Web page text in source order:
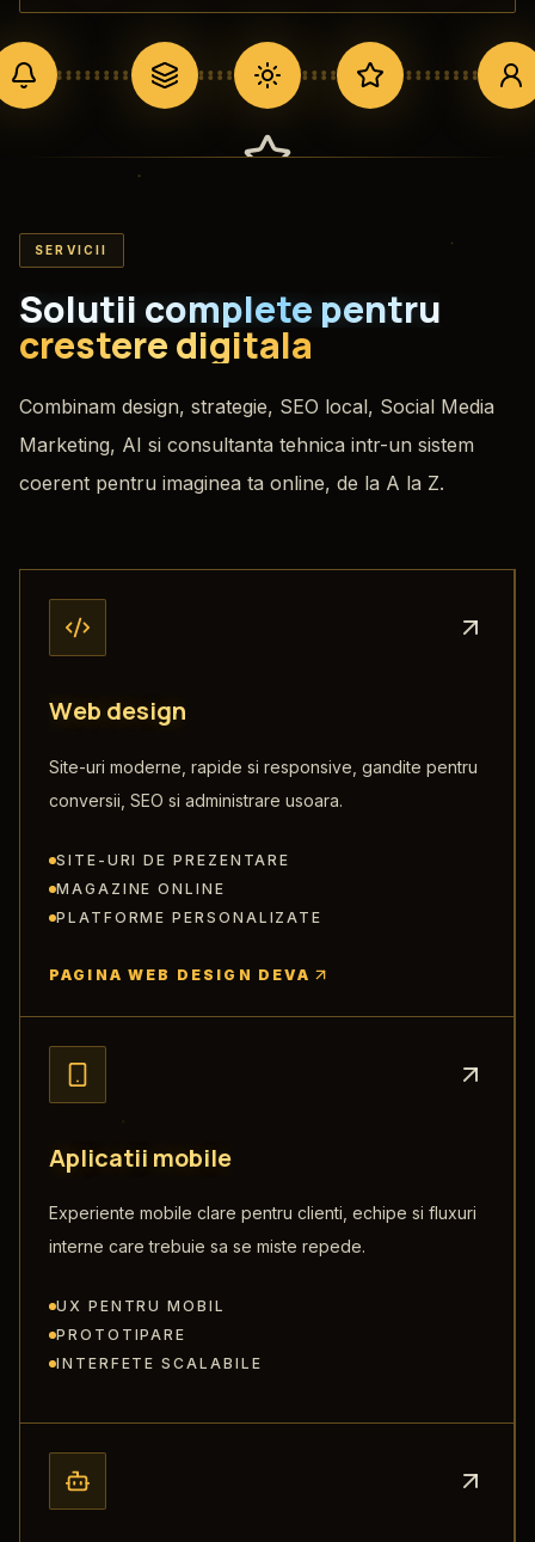
AI ne ajuta foarte mult in ziua de astazi, dar
continutul trebuie sa fie cald si profesional
pentru incredere deplina.
SERVICII
Solutii complete pentru
crestere digitala
Combinam design, strategie, SEO local, Social Media
Marketing, AI si consultanta tehnica intr-un sistem
coerent pentru imaginea ta online, de la A la Z.
Web design
Site-uri moderne, rapide si responsive, gandite pentru
conversii, SEO si administrare usoara.
SITE-URI DE PREZENTARE
MAGAZINE ONLINE
PLATFORME PERSONALIZATE
PAGINA WEB DESIGN DEVA
Aplicatii mobile
Experiente mobile clare pentru clienti, echipe si fluxuri
interne care trebuie sa se miste repede.
UX PENTRU MOBIL
PROTOTIPARE
INTERFETE SCALABILE